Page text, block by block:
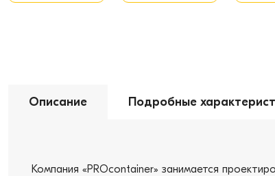
Описание Подробные
Компания «PROcontainer» занимается